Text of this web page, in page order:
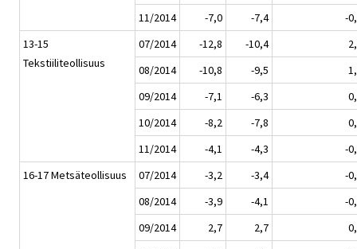
11/2014
-7,0 -7,4
-
13-15
Tekstiiliteollisuus
07/2014 -12,8 -10,4
08/2014
-10,8 -9,5
09/2014
-7,1 -6,3
10/2014
-8,2 -7,8
11/2014
-4,1 -4,3
-
16-17 Metsäteollisuus
07/2014 -3,2 -3,4
-
08/2014
-3,9 -4,1
-
09/2014
2,7 2,7